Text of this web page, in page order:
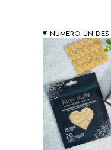
NUMERO UN DES